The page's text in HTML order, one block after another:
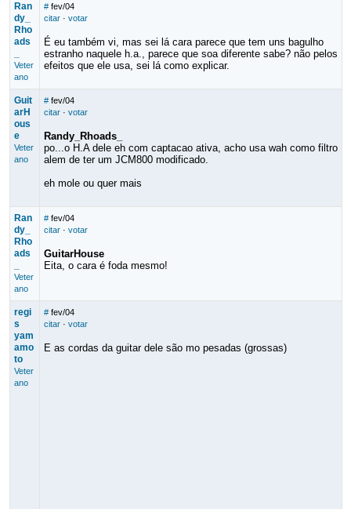
Ran
dy_
Rho
ads
Veter
ano
# fev/04
citar· votar
É eu também vi, mas sei lá cara parece que tem uns bagulho
estranho naquele h.a., parece que soa diferente sabe? não pelos
efeitos que ele usa, sei lá como explicar.
Guit
arH
ous
e
Veter
ano
# fev/04
citar· votar
Randy_Rhoads_
po...o H.A dele eh com captacao ativa, acho usa wah como filtro
alem de ter um JCM800 modificado.
eh mole ou quer mais
Ran
dy_
Rho
ads
Veter
ano
# fev/04
citar· votar
GuitarHouse
Eita, o cara é foda mesmo!
regi
s
yam
amo
to
Veter
ano
# fev/04
citar· votar
E as cordas da guitar dele são mo pesadas (grossas)